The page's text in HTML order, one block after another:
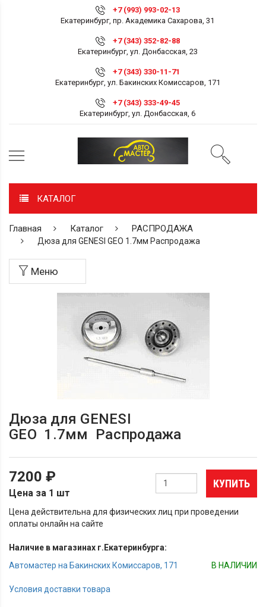
+7 (993) 993-02-13
Екатеринбург, пр. Академика Сахарова, 31
+7 (343) 352-82-88
Екатеринбург, ул. Донбасская, 23
+7 (343) 330-11-71
Екатеринбург, ул. Бакинских Комиссаров, 171
+7 (343) 333-49-45
Екатеринбург, ул. Донбасская, 6
КАТАЛОГ
Главная Каталог РАСПРОДАЖА
Дюза для GENESI GEO 1.7мм Распродажа
Меню
Дюза для GENESI
GEO 1.7мм Распродажа
7200 ₽
Цена за 1 шт
КУПИТЬ
Цена действительна для физических лиц при проведении
оплаты онлайн на сайте
Наличие в магазинах г.Екатеринбурга:
Автомастер на Бакинских Комиссаров, 171
В НАЛИЧИИ
Условия доставки товара